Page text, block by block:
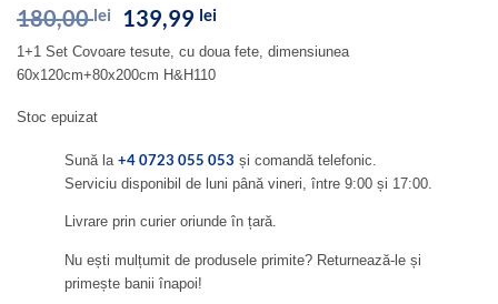
180,00lei
Prețul
inițial
a
fost:
139,99 leiPrețul
curent
este:
1+1 Set Covoare tesute, cu doua fete, dimensiunea
60x120cm+80x200cm H&H110
Stoc epuizat
Sună la+4 0723 055 053 și comandă telefonic.
Serviciu disponibil de luni până vineri, între 9:00 și 17:00.
Livrare prin curier oriunde în țară.
Nu ești mulțumit de produsele primite? Returnează-le și
primește banii înapoi!